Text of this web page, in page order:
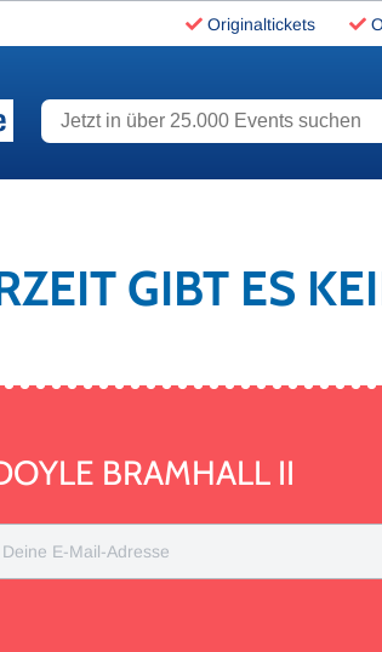
Originaltickets
Jetzt in über 25.000 Events suchen
GIBT ES
BRAMHALL II
Deine E-Mail-Adresse